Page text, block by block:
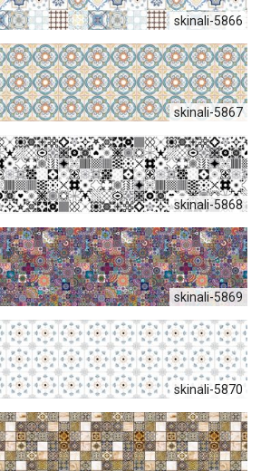
skinali-5866
skinali-5867
skinali-5868
skinali-5869
skinali-5870